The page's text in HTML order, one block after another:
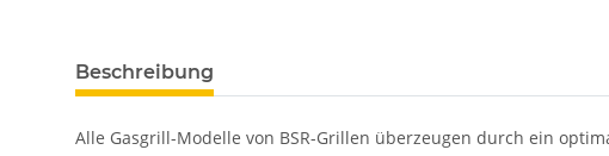
Beschreibung
Alle Gasgrill-Modelle von BSR-Grillen überzeugen durch ein